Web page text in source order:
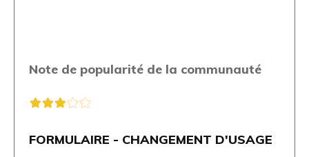
Note de popularité de la communauté
FORMULAIRE - CHANGEMENT D'USAGE